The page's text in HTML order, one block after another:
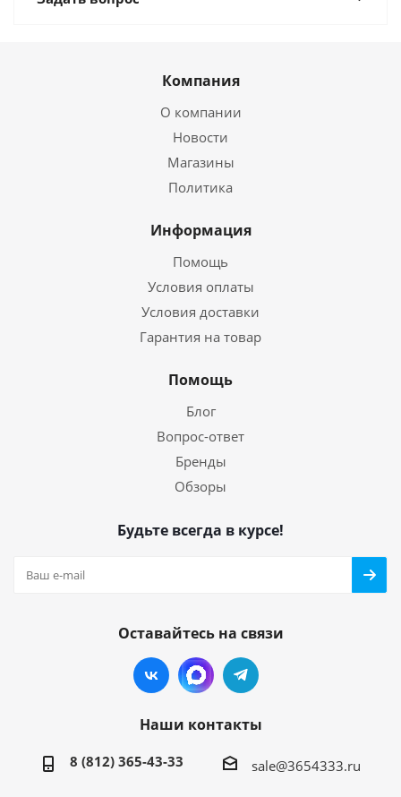
Компания
О компании
Новости
Магазины
Политика
Информация
Помощь
Условия оплаты
Условия доставки
Гарантия на товар
Помощь
Блог
Вопрос-ответ
Бренды
Обзоры
Будьте всегда в курсе!
Оставайтесь на связи
Наши контакты
8 (812) 365-43-33 sale@3654333.ru